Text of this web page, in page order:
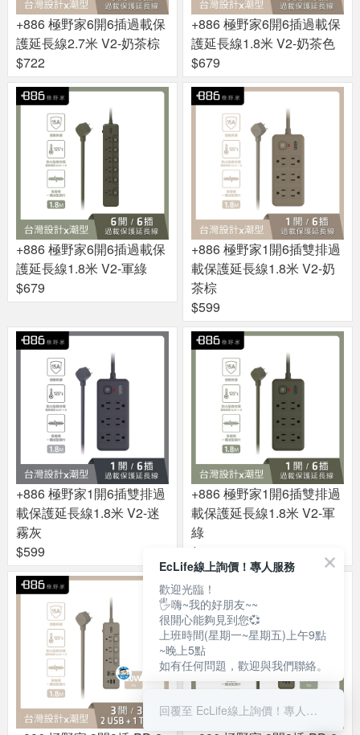
+886 極野家6開6插過載保
護延長線2.7米 V2-奶茶棕
$722
+886 極野家6開6插過載保
護延長線1.8米 V2-奶茶色
$679
+886 極野家6開6插過載保
護延長線1.8米 V2-軍綠
$679
+886 極野家1開6插雙排過
載保護延長線1.8米 V2-奶
茶棕
$599
+886 極野家1開6插雙排過
載保護延長線1.8米 V2-迷
霧灰
$599
+886 極野家1開6插雙排過
載保護延長線1.8米 V2-軍
綠
$599
EcLife線上詢價！專人服務
歡迎光臨！
🖐嗨~我的好朋友~~
很開心能夠見到您💞
上班時間(星期一~星期五)上午9點
~晚上5點
如有任何問題，歡迎與我們聯絡。
回覆至 EcLife線上詢價！專人服務